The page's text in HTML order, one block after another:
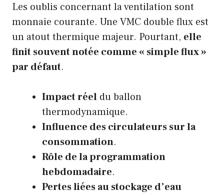
Les oublis concernant la ventilation sont
monnaie courante. Une VMC double flux est
un atout thermique majeur. Pourtant, elle
finit souvent notée comme « simple flux »
par défaut.
Impact réel du ballon
thermodynamique.
Influence des circulateurs sur la
consommation.
Rôle de la programmation
hebdomadaire.
Pertes liées au stockage d’eau